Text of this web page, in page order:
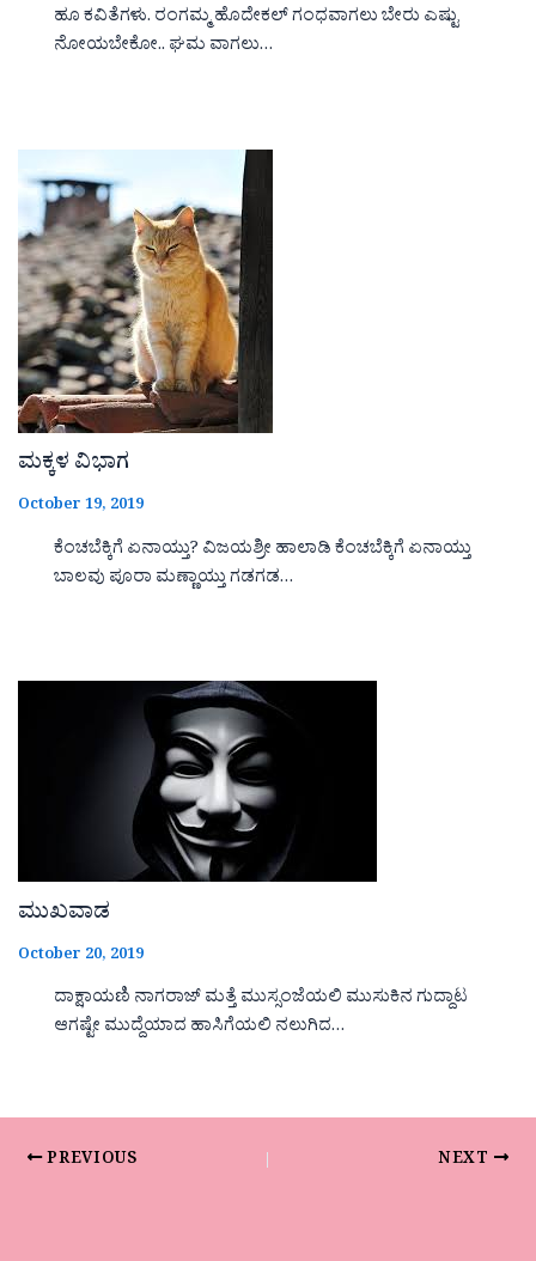
ಹೂ ಕವಿತೆಗಳು. ರಂಗಮ್ಮ ಹೊದೇಕಲ್ ಗಂಧವಾಗಲು ಬೇರು ಎಷ್ಟು
ನೋಯಬೇಕೋ.. ಘಮ ವಾಗಲು…
ಮಕ್ಕಳ ವಿಭಾಗ
October 19, 2019
ಕೆಂಚಬೆಕ್ಕಿಗೆ ಏನಾಯ್ತು? ವಿಜಯಶ್ರೀ ಹಾಲಾಡಿ ಕೆಂಚಬೆಕ್ಕಿಗೆ ಏನಾಯ್ತು
ಬಾಲವು ಪೂರಾ ಮಣ್ಣಾಯ್ತು ಗಡಗಡ…
ಮುಖವಾಡ
October 20, 2019
ದಾಕ್ಷಾಯಣಿ ನಾಗರಾಜ್ ಮತ್ತೆ ಮುಸ್ಸಂಜೆಯಲಿ ಮುಸುಕಿನ ಗುದ್ದಾಟ
ಆಗಷ್ಟೇ ಮುದ್ದೆಯಾದ ಹಾಸಿಗೆಯಲಿ ನಲುಗಿದ…
PREVIOUS NEXT